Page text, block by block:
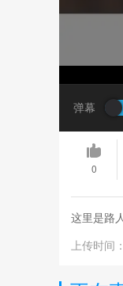
弹幕
0
这里是路
上传时间